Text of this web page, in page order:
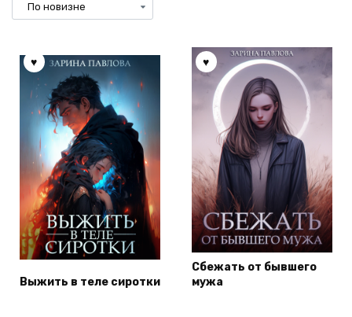
Выжить в теле сиротки
Сбежать от бывшего
мужа